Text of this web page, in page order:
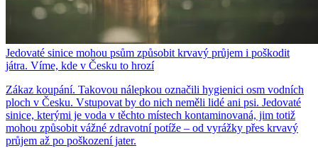
Jedovaté sinice mohou psům způsobit krvavý průjem i poškodit
játra. Víme, kde v Česku to hrozí
Zákaz koupání. Takovou nálepkou označili hygienici osm vodních
ploch v Česku. Vstupovat by do nich neměli lidé ani psi. Jedovaté
sinice, kterými je voda v těchto místech kontaminovaná, jim totiž
mohou způsobit vážné zdravotní potíže – od vyrážky přes krvavý
průjem až po poškození jater.